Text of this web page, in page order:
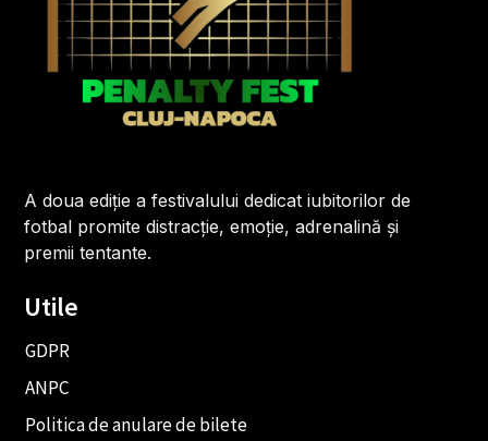
A doua ediție a festivalului dedicat iubitorilor de
fotbal promite distracție, emoție, adrenalină și
premii tentante.
Utile
GDPR
ANPC
Politica de anulare de bilete